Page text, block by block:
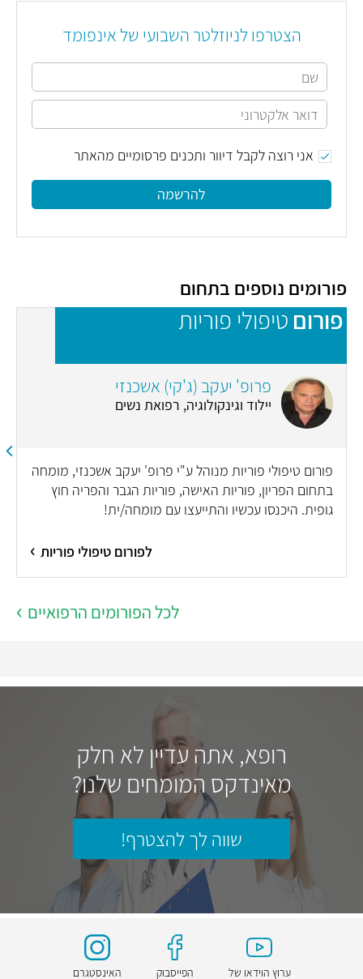
הצטרפו לניוזלטר השבועי של אינפומד
אני רוצה לקבל דיוור ותכנים פרסומיים מהאתר
להרשמה
פורומים נוספים בתחום
פורום טיפולי פוריות
פרופ' יעקב (ג'קי) אשכנזי
יילוד וגינקולוגיה, רפואת נשים
פורום טיפולי פוריות מנוהל ע"י פרופ' יעקב אשכנזי, מומחה
בתחום הפריון, פוריות האישה, פוריות הגבר והפריה חוץ
גופית. היכנסו עכשיו והתייעצו עם מומחה/ית!
לפורום טיפולי פוריות
לכל הפורומים הרפואיים
רופא, אתה עדיין לא חלק
מאינדקס המומחים שלנו?
שווה לך להצטרף!
ערוץ הוידאו של
הפייסבוק
האינסטגרם